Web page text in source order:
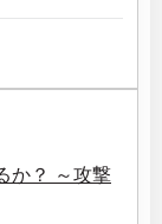
か？ ～攻撃